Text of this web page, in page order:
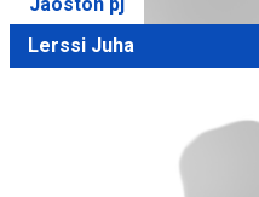
Lerssi Juha